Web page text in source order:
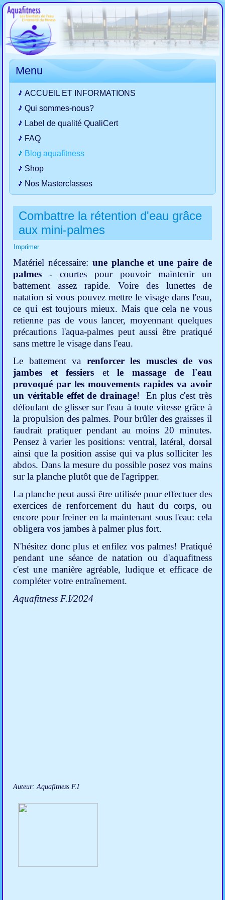
Menu
ACCUEIL ET INFORMATIONS
Qui sommes-nous?
Label de qualité QualiCert
FAQ
Blog aquafitness
Shop
Nos Masterclasses
Combattre la rétention d'eau grâce
aux mini-palmes
Imprimer
Matériel nécessaire: une planche et une paire de
palmes -courtes pour pouvoir maintenir un
battement assez rapide. Voire des lunettes de
natation si vous pouvez mettre le visage dans l'eau,
ce qui est toujours mieux. Mais que cela ne vous
retienne pas de vous lancer, moyennant quelques
précautions l'aqua-palmes peut aussi être pratiqué
sans mettre le visage dans l'eau.
Le battement va renforcer les muscles de vos
jambes et fessiers etle massage de l'eau
provoqué par les mouvements rapides va avoir
un véritable effet de drainage! En plus c'est très
défoulant de glisser sur l'eau à toute vitesse grâce à
la propulsion des palmes. Pour brûler des graisses il
faudrait pratiquer pendant au moins 20 minutes.
Pensez à varier les positions: ventral, latéral, dorsal
ainsi que la position assise qui va plus solliciter les
abdos. Dans la mesure du possible posez vos mains
sur la planche plutôt que de l'agripper.
La planche peut aussi être utilisée pour effectuer des
exercices de renforcement du haut du corps, ou
encore pour freiner en la maintenant sous l'eau: cela
obligera vos jambes à palmer plus fort.
N'hésitez donc plus et enfilez vos palmes! Pratiqué
pendant une séance de natation ou d'aquafitness
c'est une manière agréable, ludique et efficace de
compléter votre entraînement.
Aquafitness F.I/2024
Auteur: Aquafitness F.I